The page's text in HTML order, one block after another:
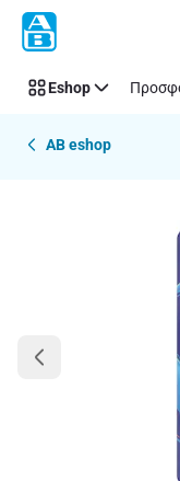
Παράλειψη
Eshop
AB eshop